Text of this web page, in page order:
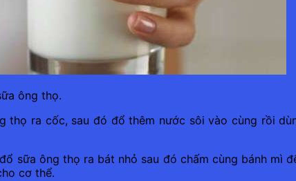
ông thọ.
thọ ra cốc, sau đó đổ thêm nước sôi vào cùng rồi
sữa ông thọ ra bát nhỏ sau đó chấm cùng bánh mì
cơ thể.